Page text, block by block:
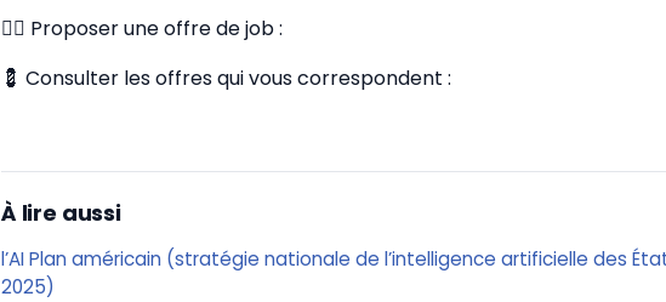
✍🏼 Proposer une offre de job :
💈 Consulter les offres qui vous correspondent :
À lire aussi
l’AI Plan américain (stratégie nationale de l’intelligence artificielle des
2025)